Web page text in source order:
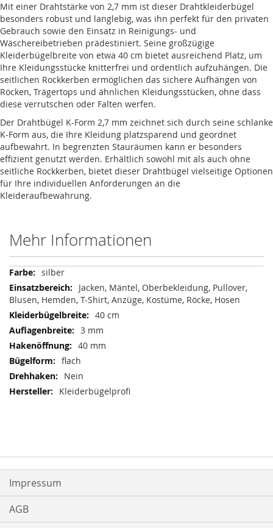
Mit einer Drahtstärke von 2,7 mm ist dieser Drahtkleiderbügel
besonders robust und langlebig, was ihn perfekt für den privaten
Gebrauch sowie den Einsatz in Reinigungs- und
Wäschereibetrieben prädestiniert. Seine großzügige
Kleiderbügelbreite von etwa 40 cm bietet ausreichend Platz, um
Ihre Kleidungsstücke knitterfrei und ordentlich aufzuhängen. Die
seitlichen Rockkerben ermöglichen das sichere Aufhängen von
Röcken, Trägertops und ähnlichen Kleidungsstücken, ohne dass
diese verrutschen oder Falten werfen.
Der Drahtbügel K-Form 2,7 mm zeichnet sich durch seine schlanke
K-Form aus, die Ihre Kleidung platzsparend und geordnet
aufbewahrt. In begrenzten Stauräumen kann er besonders
effizient genutzt werden. Erhältlich sowohl mit als auch ohne
seitliche Rockkerben, bietet dieser Drahtbügel vielseitige Optionen
für Ihre individuellen Anforderungen an die
Kleideraufbewahrung.
Mehr Informationen
Mehr
Informationen
silber
Jacken, Mäntel, Oberbekleidung, Pullover,
Blusen, Hemden, T-Shirt, Anzüge, Kostüme, Röcke, Hosen
40 cm
3 mm
40 mm
flach
Nein
Kleiderbügelprofi
Impressum
AGB